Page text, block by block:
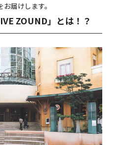
届けします。
ZOUND」とは！？